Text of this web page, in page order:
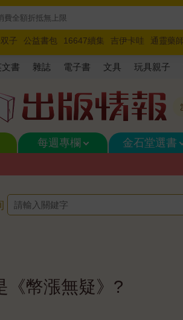
子 公益書包 16647續集 吉伊卡哇
通靈藥師
作 馬斯克 玩具總動員5 超慢跑
書 雜誌 電子書 文具 玩具親子
每週專欄 金石堂選書
《幣漲無疑》?